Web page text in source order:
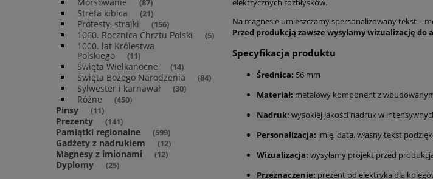
(87)
Strefa kibica (21)
Protesty, strajki (156)
1060. Rocznica Chrztu Polski (5)
1000. lat Królestwa
Polskiego
(11)
Święta Wielkanocne (14)
Święta Bożego Narodzenia (84)
Sylwester i karnawał (30)
Różne (450)
Pinsy (11)
Prezenty (141)
Pamiątki regionalne (599)
Gadżety z nadrukiem (12)
Magnesy z imionami (12)
Dyplomy (25)
elektrycznych rozbłysków.
Na magnesie umieszczamy spersonalizowany tekst –
Przed produkcją zawsze wysyłamy wizualizację do
Specyfikacja produktu
Średnica: 56 mm
Materiał: metalowy komponent z
Nadruk: wysokiej jakości nadruk w
Personalizacja: imię, data, własny tekst
Wizualizacja: wysyłamy projekt przed
Przeznaczenie: prezent od elektryka dla